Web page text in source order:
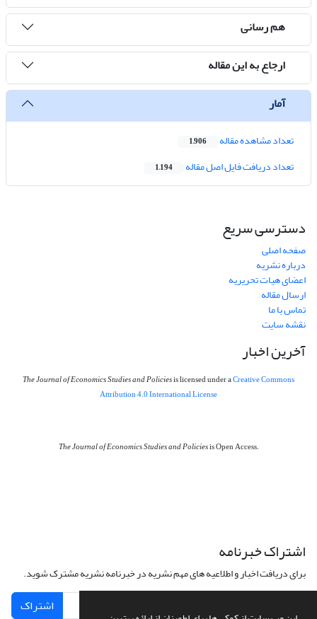
هم رسانی
ارجاع به این مقاله
آمار
تعداد مشاهده مقاله 1,906
تعداد دریافت فایل اصل مقاله 1,194
دسترسی سریع
صفحه اصلی
درباره نشریه
اعضای هیات تحریریه
ارسال مقاله
تماس با ما
نقشه سایت
آخرین اخبار
The Journal of Economics Studies and Policiesis licensed under aCreative Commons
Attribution 4.0 International License
The Journal of Economics Studies and Policiesis Open Access.
اشتراک خبرنامه
برای دریافت اخبار و اطلاعیه های مهم نشریه در خبرنامه نشریه مشترک شوید.
اشتراک